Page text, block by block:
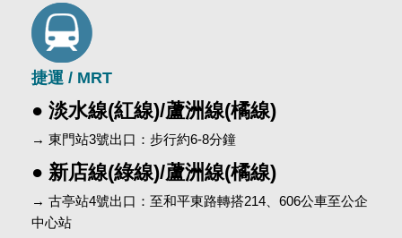
捷運 / MRT
● 淡水線(紅線)/蘆洲線(橘線)
→ 東門站3號出口：步行約6-8分鐘
● 新店線(綠線)/蘆洲線(橘線)
→ 古亭站4號出口：至和平東路轉搭214、606公車至公企
中心站